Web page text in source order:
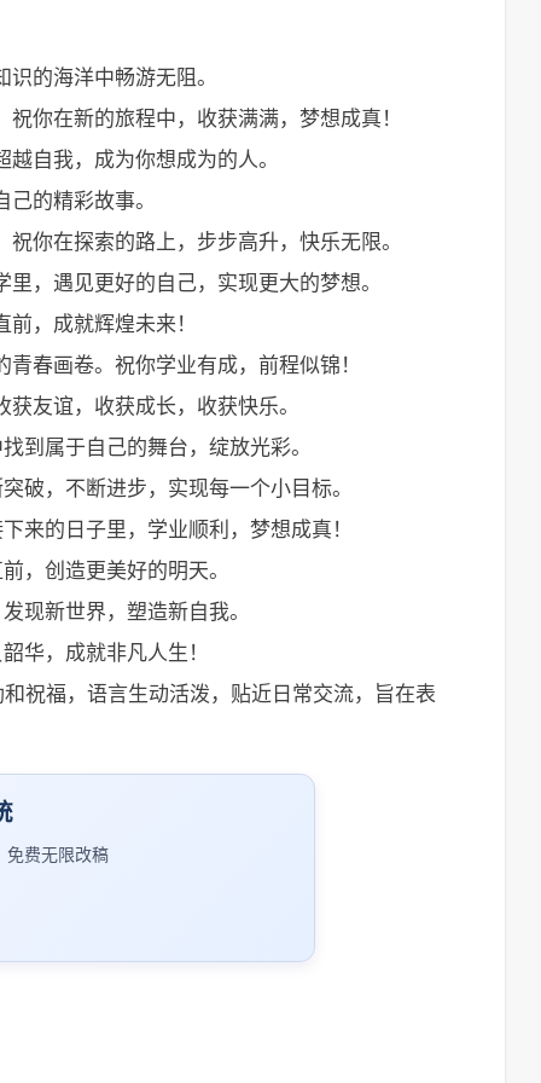
的海洋中畅游无阻。
你在新的旅程中，收获满满，梦想成真！
自我，成为你想成为的人。
的精彩故事。
你在探索的路上，步步高升，快乐无限。
，遇见更好的自己，实现更大的梦想。
，成就辉煌未来！
春画卷。祝你学业有成，前程似锦！
友谊，收获成长，收获快乐。
到属于自己的舞台，绽放光彩。
破，不断进步，实现每一个小目标。
来的日子里，学业顺利，梦想成真！
，创造更美好的明天。
现新世界，塑造新自我。
华，成就非凡人生！
祝福，语言生动活泼，贴近日常交流，旨在表
免费无限改稿